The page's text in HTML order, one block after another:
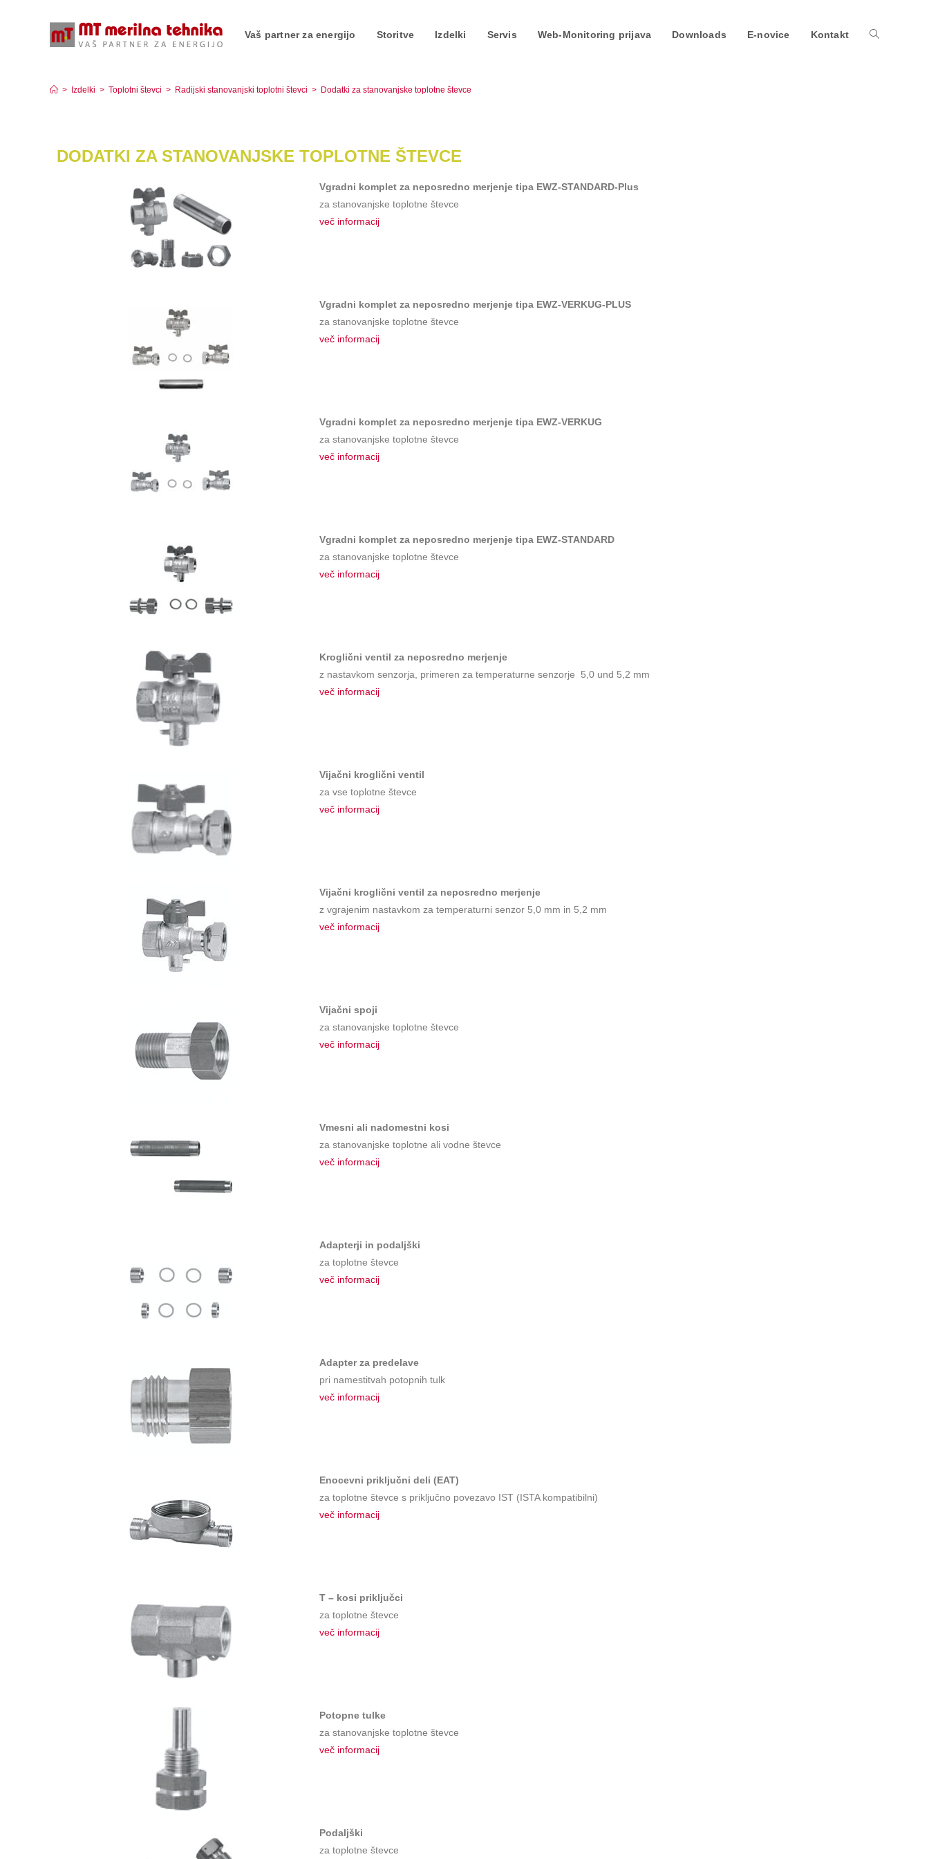
Vaš partner za energijo Storitve Izdelki Servis Web-Monitoring prijava Downloads E-novice Kontakt
> Izdelki > Toplotni števci > Radijski stanovanjski toplotni števci > Dodatki za stanovanjske toplotne števce
DODATKI ZA STANOVANJSKE TOPLOTNE ŠTEVCE
Vgradni komplet za neposredno merjenje tipa EWZ-STANDARD-Plus
za stanovanjske toplotne števce
več informacij
Vgradni komplet za neposredno merjenje tipa EWZ-VERKUG-PLUS
za stanovanjske toplotne števce
več informacij
Vgradni komplet za neposredno merjenje tipa EWZ-VERKUG
za stanovanjske toplotne števce
več informacij
Vgradni komplet za neposredno merjenje tipa EWZ-STANDARD
za stanovanjske toplotne števce
več informacij
Kroglični ventil za neposredno merjenje
z nastavkom senzorja, primeren za temperaturne senzorje 5,0 und 5,2 mm
več informacij
Vijačni kroglični ventil
za vse toplotne števce
več informacij
Vijačni kroglični ventil za neposredno merjenje
z vgrajenim nastavkom za temperaturni senzor 5,0 mm in 5,2 mm
več informacij
Vijačni spoji
za stanovanjske toplotne števce
več informacij
Vmesni ali nadomestni kosi
za stanovanjske toplotne ali vodne števce
več informacij
Adapterji in podaljški
za toplotne števce
več informacij
Adapter za predelave
pri namestitvah potopnih tulk
več informacij
Enocevni priključni deli (EAT)
za toplotne števce s priključno povezavo IST (ISTA kompatibilni)
več informacij
T – kosi priključci
za toplotne števce
več informacij
Potopne tulke
za stanovanjske toplotne števce
več informacij
Podaljški
za toplotne števce